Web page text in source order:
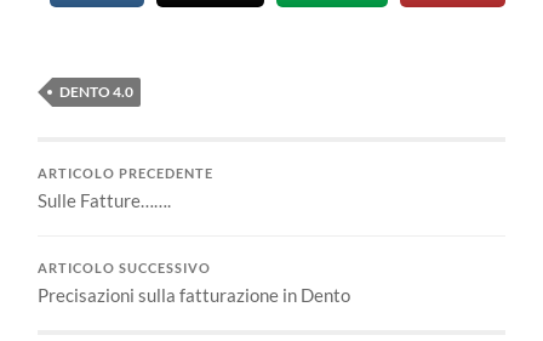
DENTO 4.0
ARTICOLO PRECEDENTE
Sulle Fatture…….
ARTICOLO SUCCESSIVO
Precisazioni sulla fatturazione in Dento